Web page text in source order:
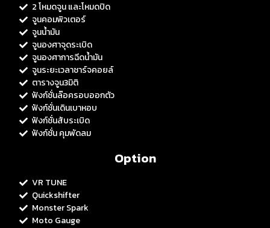
2 โหมดจูน และโหมดปิด
จูนคอมพิวเตอร์
จูนน้ำมัน
จูนองศาจุดระเบิด
จูนองศาการฉีดน้ำมัน
จูนระยะเวลาชาร์จคอยล์
ตารางจูน3มิติ
ฟังก์ชั่นล๊อครอบออกตัว
ฟังก์ชั่นเดินเบาหอบ
ฟังก์ชั่นสับระเบิด
ฟังก์ชั่น คุมพัดลม
Option
VR TUNE
Quickshifter
Monster Spark
Moto Gauge